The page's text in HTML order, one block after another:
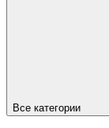
Все категории